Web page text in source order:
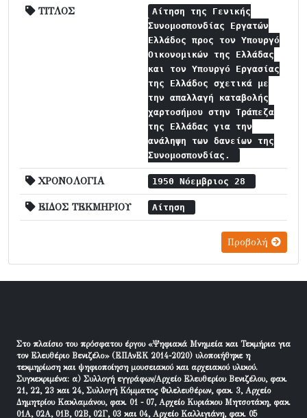
ΤΙΤΛΟΣ
Αίτηση της Γενικής
Συνομοσπονδίας Εργατών
Ελλάδος προς τον Υπουργό
Οικονομικών της Ελλάδας
και τον Υπουργό Εργασίας
της Ελλάδος σχετικά με
την απαλλαγή καταβολής
χαρτοσήμου στην Τράπεζα
της Ελλάδας για την
ανάληψη των δανείων της
Συνομοσπονδίας.
ΧΡΟΝΟΛΟΓΙΑ 1950 Νόεμβριος 28
ΕΙΔΟΣ ΤΕΚΜΗΡΙΟΥ Αίτηση
Προβολή
Στο πλαίσιο του πρόσφατου έργου «Ψηφιακά Μνημεία και Τεκμήρια για
τον Ελευθέριο Βενιζέλο» (ΕΠΑνΕΚ 2014-2020) υλοποιήθηκε η
τεκμηρίωση και ψηφιοποίηση μουσειακού και αρχειακού υλικού.
Συγκεκριμένα: α) Συλλογή εγγράφων/Αρχείο Ελευθερίου Βενιζέλου, φακ.
21, 22, 23 και 24, Συλλογή Κόμματος Φιλελευθέρων, φακ. 3, Αρχείο
Δημητρίου Κακλαμάνου, φακ. 01 - 07, Αρχείο Κυριάκου Μητσοτάκη, φακ.
01Α, 02Α, 01Β, 02Β, 02Γ, 03 και 04, Αρχείο Καλλιγιάνη, φακ. 05